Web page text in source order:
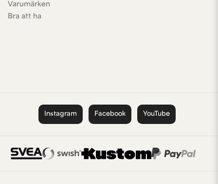
Varumärken
Bra att ha
Instagram Facebook YouTube